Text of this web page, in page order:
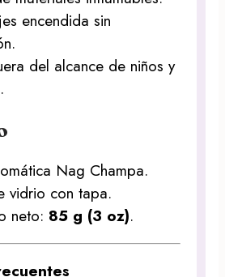
encendida sin
del alcance de niños y
Nag Champa.
vidrio con tapa.
neto: 85 g (3 oz).